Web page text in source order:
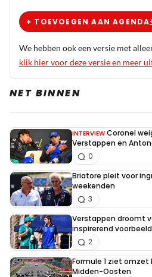
+ TOEVOEGEN AAN AGENDA
We hebben ook een versie met
klik hier voor deze versie en meer
NET BINNEN
INTERVIEW Coronel
Verstappen en
0
Briatore pleit voor
weekenden
3
Verstappen droomt
inspirerend
2
Formule 1 ziet
Midden-Oosten